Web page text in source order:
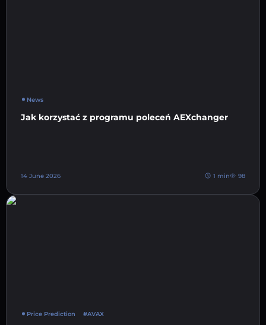
News
Jak korzystać z programu poleceń AEXchanger
14 June 2026 1 min 98
Price Prediction #AVAX